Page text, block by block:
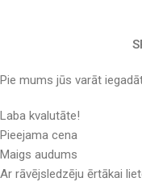
Pie mums jūs varāt
Laba kvalutāte!
Pieejama cena
Maigs audums
Ar rāvējsledzēju ērtākai